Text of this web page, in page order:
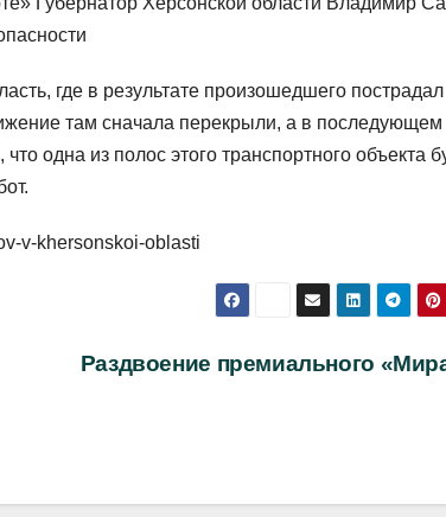
где в результате произошедшего пострадал
там сначала перекрыли, а в последующем
одна из полос этого транспортного объекта
v-khersonskoi-oblasti
Раздвоение премиального